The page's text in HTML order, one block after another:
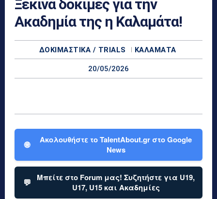
Ξεκινά δοκιμές για την
Ακαδημία της η Καλαμάτα!
ΔΟΚΙΜΑΣΤΙΚΆ / TRIALS ΚΑΛΑΜΆΤΑ
20/05/2026
🌐
Ακολουθήστε το TalentAbout.gr στο Google
News
💬
Μπείτε στο Forum μας! Συζητήστε για U19,
U17, U15 και Ακαδημίες